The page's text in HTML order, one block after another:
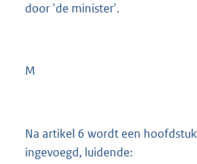
door 'de minister'.
M
Na artikel 6 wordt een
ingevoegd, luidende: